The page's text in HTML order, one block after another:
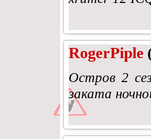
RogerPiple
Остров 2
заката